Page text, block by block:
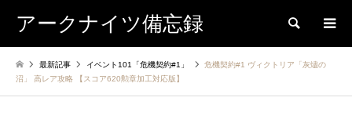
アークナイツ備忘録 検索
最新記事 イベント101「危機契約#1」
危機契約#1 ヴィクトリア「灰燼の
沼」 高レア攻略 【スコア620勲章加工対応版】